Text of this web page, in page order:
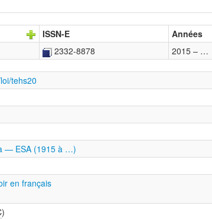
ISSN-E Années
2332-8878 2015 – …
tehs20
— ESA (1915 à …)
en français
)